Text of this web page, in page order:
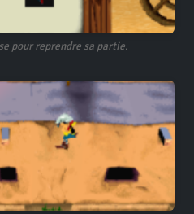
pour reprendre sa partie.